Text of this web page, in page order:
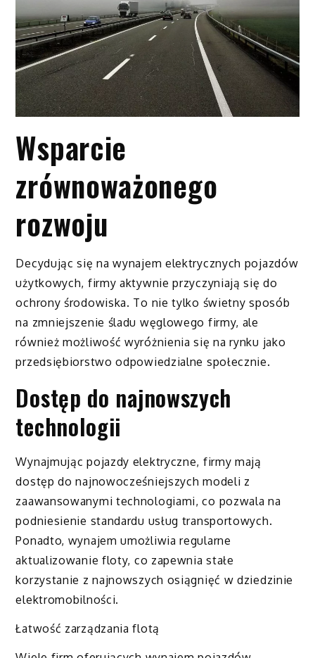
Wsparcie
zrównoważonego
rozwoju
Decydując się na wynajem elektrycznych pojazdów
użytkowych, firmy aktywnie przyczyniają się do
ochrony środowiska. To nie tylko świetny sposób
na zmniejszenie śladu węglowego firmy, ale
również możliwość wyróżnienia się na rynku jako
przedsiębiorstwo odpowiedzialne społecznie.
Dostęp do najnowszych
technologii
Wynajmując pojazdy elektryczne, firmy mają
dostęp do najnowocześniejszych modeli z
zaawansowanymi technologiami, co pozwala na
podniesienie standardu usług transportowych.
Ponadto, wynajem umożliwia regularne
aktualizowanie floty, co zapewnia stałe
korzystanie z najnowszych osiągnięć w dziedzinie
elektromobilności.
Łatwość zarządzania flotą